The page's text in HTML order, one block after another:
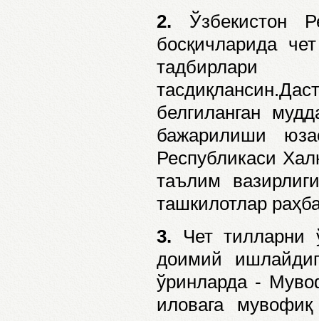
2. Ўзбекистон
босқичларида
белгиланган
бажарилиши
Республикаси
таълим
ташкилотлар
3. Чет тилларни
доимий
ўринларда -
иловага